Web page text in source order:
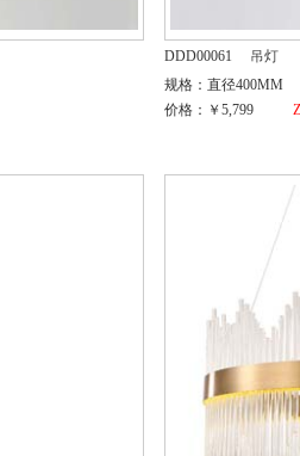
DDD00061
吊灯
规格：直径400MM
价格：￥5,799